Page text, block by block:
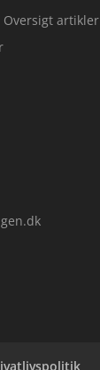
Oversigt artikler